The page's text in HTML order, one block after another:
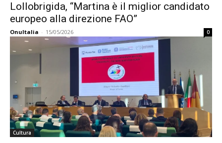
Lollobrigida, “Martina è il miglior candidato
europeo alla direzione FAO”
OnuItalia - 15/05/2026 0
Cultura